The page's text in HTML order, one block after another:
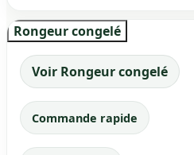
Rongeur congelé
Voir Rongeur congelé
Commande rapide